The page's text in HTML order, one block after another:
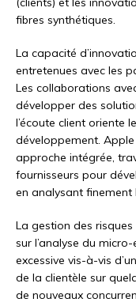
fibres synthétiques.
La capacité
entretenues avec les
Les collaborations
développer des
l’écoute client oriente
développement.
approche intégrée,
fournisseurs pour
en analysant finement
La gestion des
sur l’analyse du
excessive vis-à-vis
de la clientèle sur
de nouveaux